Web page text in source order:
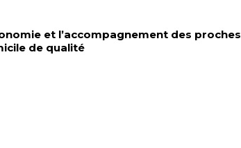
et l’accompagnement des proches
de qualité